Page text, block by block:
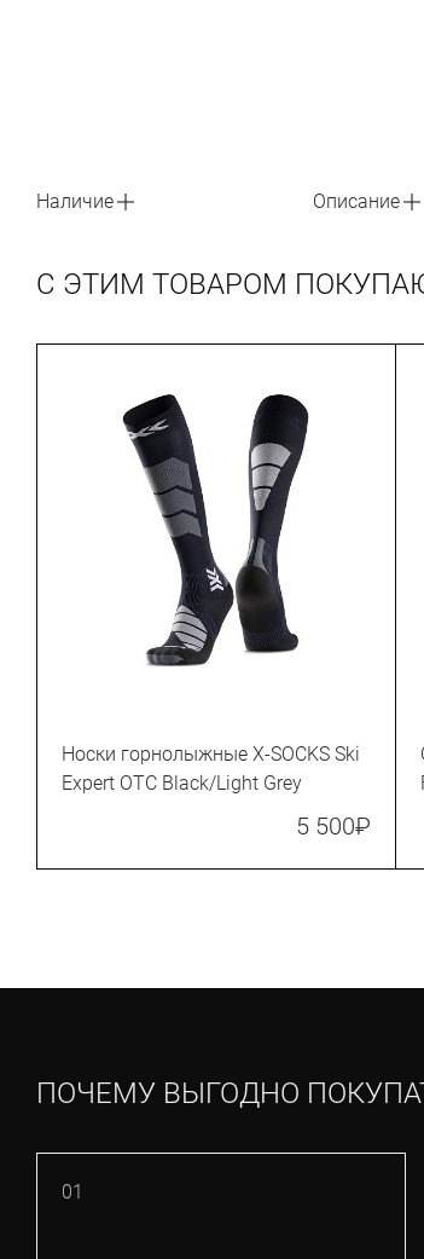
Наличие Описание
С ЭТИМ ТОВАРОМ
Носки горнолыжные X-SOCKS Ski
Expert OTC Black/Light Grey
5 500₽
ПОЧЕМУ ВЫГОДНО
01